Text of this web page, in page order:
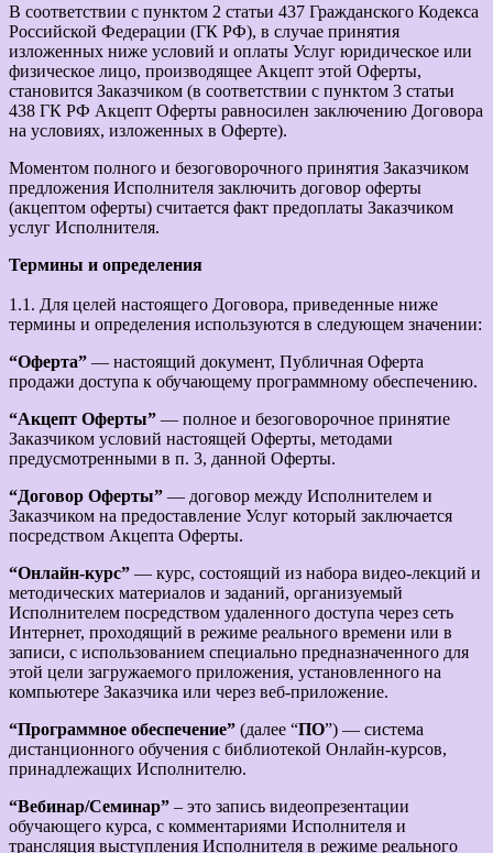
В соответствии с пунктом 2 статьи 437 Гражданского Кодекса
Российской Федерации (ГК РФ), в случае принятия
изложенных ниже условий и оплаты Услуг юридическое или
физическое лицо, производящее Акцепт этой Оферты,
становится Заказчиком (в соответствии с пунктом 3 статьи
438 ГК РФ Акцепт Оферты равносилен заключению Договора
на условиях, изложенных в Оферте).
Моментом полного и безоговорочного принятия Заказчиком
предложения Исполнителя заключить договор оферты
(акцептом оферты) считается факт предоплаты Заказчиком
услуг Исполнителя.
Термины и определения
1.1. Для целей настоящего Договора, приведенные ниже
термины и определения используются в следующем значении:
“Оферта” — настоящий документ, Публичная Оферта
продажи доступа к обучающему программному обеспечению.
“Акцепт Оферты” — полное и безоговорочное принятие
Заказчиком условий настоящей Оферты, методами
предусмотренными в п. 3, данной Оферты.
“Договор Оферты” — договор между Исполнителем и
Заказчиком на предоставление Услуг который заключается
посредством Акцепта Оферты.
“Онлайн-курс” — курс, состоящий из набора видео-лекций и
методических материалов и заданий, организуемый
Исполнителем посредством удаленного доступа через сеть
Интернет, проходящий в режиме реального времени или в
записи, с использованием специально предназначенного для
этой цели загружаемого приложения, установленного на
компьютере Заказчика или через веб-приложение.
“Программное обеспечение” (далее “ПО”) — система
дистанционного обучения с библиотекой Онлайн-курсов,
принадлежащих Исполнителю.
“Вебинар/Семинар” – это запись видеопрезентации
обучающего курса, с комментариями Исполнителя и
трансляция выступления Исполнителя в режиме реального